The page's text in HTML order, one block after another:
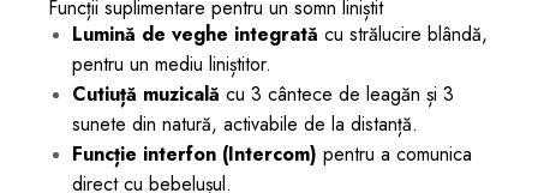
Funcții suplimentare pentru un somn liniștit
Lumină de veghe integrată cu strălucire blândă,
pentru un mediu liniștitor.
Cutiuță muzicală cu 3 cântece de leagăn și 3
sunete din natură, activabile de la distanță.
Funcție interfon (Intercom) pentru a comunica
direct cu bebelușul.